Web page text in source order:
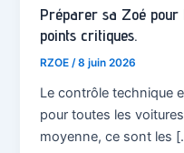
Préparer sa Zoé pour
points critiques.
RZOE /8 juin 2026
Le contrôle technique
pour toutes les
moyenne, ce sont les